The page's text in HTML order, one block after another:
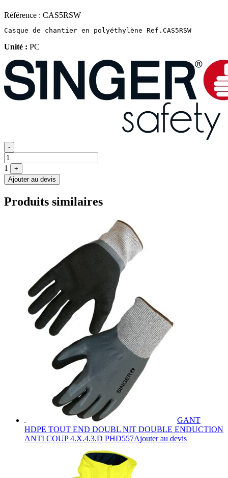
Référence : CAS5RSW
Casque de chantier en polyéthylène Ref.CAS5RSW
Unité : PC
Quantité
-
1
+
Ajouter au devis
Produits similaires
GANT
HDPE TOUT END DOUBL NIT DOUBLE ENDUCTION
ANTI COUP 4.X.4.3.D PHD557Ajouter au devisCe